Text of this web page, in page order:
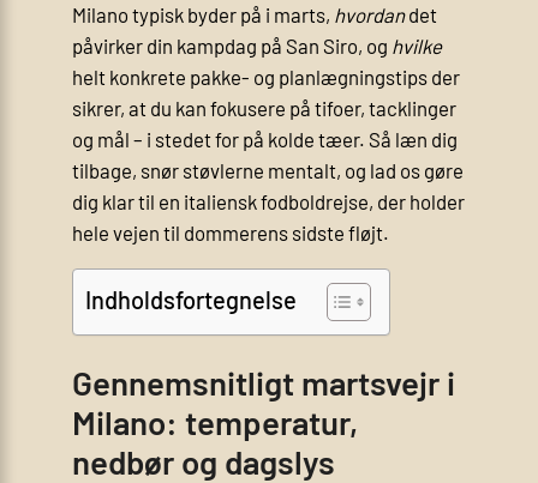
Milano typisk byder på i marts, hvordandet
påvirker din kampdag på San Siro, og hvilke
helt konkrete pakke- og planlægningstips der
sikrer, at du kan fokusere på tifoer, tacklinger
og mål – i stedet for på kolde tæer. Så læn dig
tilbage, snør støvlerne mentalt, og lad os gøre
dig klar til en italiensk fodboldrejse, der holder
hele vejen til dommerens sidste fløjt.
Indholdsfortegnelse
Gennemsnitligt martsvejr i
Milano: temperatur,
nedbør og dagslys